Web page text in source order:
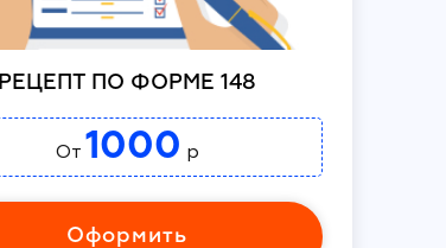
РЕЦЕПТ ПО ФОРМЕ 148
От 1000 р
Оформить